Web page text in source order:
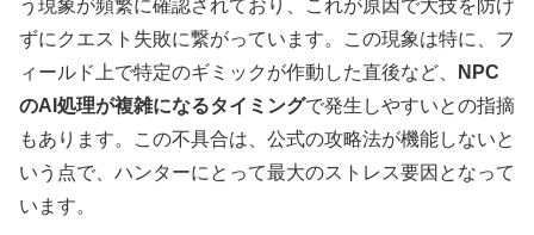
う現象が頻繁に確認されており、これが原因で大技を防げ
ずにクエスト失敗に繋がっています。この現象は特に、フ
ィールド上で特定のギミックが作動した直後など、
NPC
のAI処理が複雑になるタイミングで発生しやすいとの指摘
もあります。この不具合は、公式の攻略法が機能しないと
いう点で、ハンターにとって最大のストレス要因となって
います。